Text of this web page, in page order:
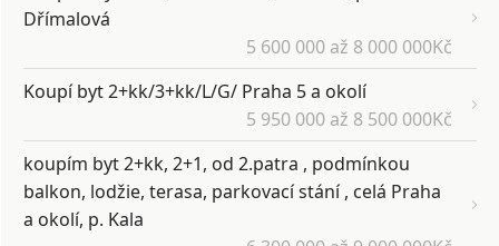
Dřímalová
5 600 000 až 8 000 000Kč
Koupí byt 2+kk/3+kk/L/G/ Praha 5 a okolí
5 950 000 až 8 500 000Kč
koupím byt 2+kk, 2+1, od 2.patra , podmínkou
balkon, lodžie, terasa, parkovací stání , celá Praha
a okolí, p. Kala